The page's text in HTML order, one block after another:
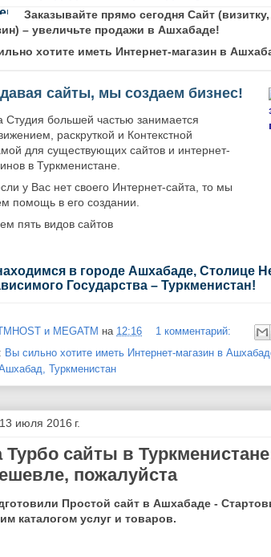
Заказывайте прямо сегодня Сайт
– увеличьте продажи в Ашхабаде!
хотите иметь Интернет-магазин в
сайты, мы создаем бизнес!
Студия большей частью занимается
раскруткой и Контекстной
для существующих сайтов и интернет-
в Туркменистане.
у Вас нет своего Интернет-сайта, то мы
помощь в его создании.
пять видов сайтов
в городе Ашхабаде, Столице
Государства – Туркменистан!
и MEGATM на 12:16
1 комментарий:
Вы сильно хотите иметь Интернет-магазин в
Туркменистан
июля 2016 г.
Турбо сайты в
пожалуйста
Простой сайт в Ашхабаде -
каталогом услуг и товаров.